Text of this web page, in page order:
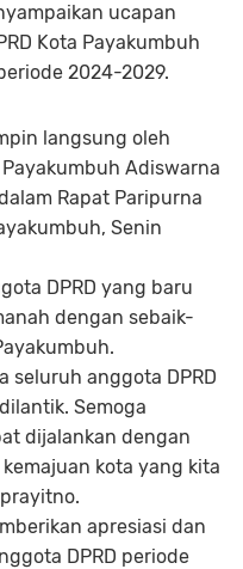
ucapan
Kota Payakumbuh
2024-2029.
langsung oleh
Adiswarna
Rapat Paripurna
Senin
DPRD yang baru
dengan sebaik-
seluruh anggota DPRD
Semoga
dijalankan dengan
kota yang kita
apresiasi dan
DPRD periode